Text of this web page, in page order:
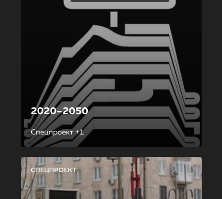
2020–2050
Спецпроект +1
СПЕЦПРОЕКТ